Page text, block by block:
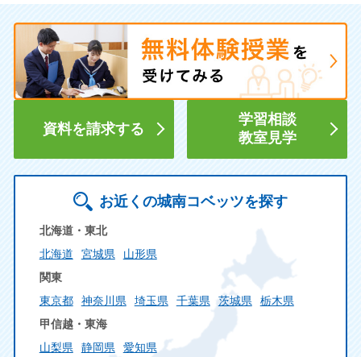
資料を請求する
学習相談
教室見学
お近くの城南コベッツを探す
北海道・東北
北海道
宮城県
山形県
関東
東京都
神奈川県 埼玉県 千葉県 茨城県
栃木県
甲信越・東海
山梨県
静岡県
愛知県